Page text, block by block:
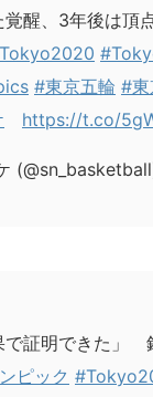
醒、3年後は頂
#東京五輪 #東
https://t.co/
で証明できた」
ピック